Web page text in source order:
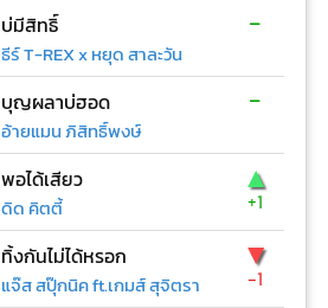
บ่มีสิทธิ์
ธีร์ T-REX x หยุด สาละวัน
-
บุญผลาบ่ฮอด
อ้ายแมน ภิสิทธิ์พงษ์
-
พอได้เสียว
ดิด คิตตี้
▲
+1
ทิ้งกันไม่ได้หรอก
แจ๊ส สปุ๊กนิค ft.เกมส์ สุจิตรา
▼
-1